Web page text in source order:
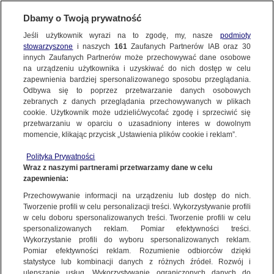
FAKTY | ZOBACZ FAKTY
02.07.2021 | Seminarium w Orchard Lake zakończy działalność. Skandal
seksualny w tle
NAJNOWSZE
ZOBACZ FAKTY
FAKTY PO FAKTACH
FAKTY O ŚWIECIE
WIĘCEJ
KANAŁY
Dzień dobry!
Jedno konto do wszystkich usług
Dbamy o Twoją prywatność
Jeśli użytkownik wyrazi na to zgodę, my, nasze podmioty
stowarzyszone i naszych 161Zaufanych Partnerów IAB oraz 30
innych Zaufanych Partnerów może przechowywać dane osobowe
na urządzeniu użytkownika i uzyskiwać do nich dostęp w celu
zapewnienia bardziej spersonalizowanego sposobu przeglądania.
Odbywa się to poprzez przetwarzanie danych osobowych
zebranych z danych przeglądania przechowywanych w plikach
cookie. Użytkownik może udzielić/wycofać zgodę i sprzeciwić się
przetwarzaniu w oparciu o uzasadniony interes w dowolnym
momencie, klikając przycisk „Ustawienia plików cookie i reklam”.
Polityka Prywatności
Wraz z naszymi partnerami przetwarzamy dane w celu
zapewnienia:
Przechowywanie informacji na urządzeniu lub dostęp do nich.
Tworzenie profili w celu personalizacji treści. Wykorzystywanie profili
w celu doboru spersonalizowanych treści. Tworzenie profili w celu
spersonalizowanych reklam. Pomiar efektywności treści.
Wykorzystanie profili do wyboru spersonalizowanych reklam.
Pomiar efektywności reklam. Rozumienie odbiorców dzięki
statystyce lub kombinacji danych z różnych źródeł. Rozwój i